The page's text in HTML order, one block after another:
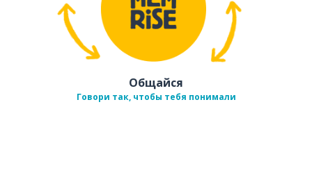
Общайся
Говори так, чтобы тебя понимали